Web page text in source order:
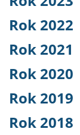
Rok 2022
Rok 2021
Rok 2020
Rok 2019
Rok 2018